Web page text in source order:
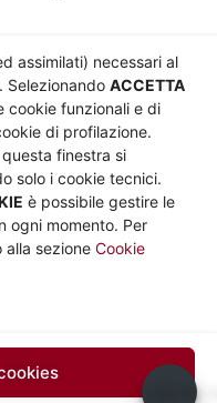
assimilati) necessari al
Selezionando ACCETTA
cookie funzionali e di
di profilazione.
finestra si
solo i cookie tecnici.
è possibile gestire le
ogni momento. Per
sezione Cookie
genere
gare
Usiamo